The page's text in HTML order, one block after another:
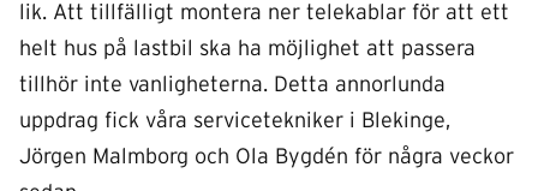
lik. Att tillfälligt montera ner telekablar för att ett
helt hus på lastbil ska ha möjlighet att passera
tillhör inte vanligheterna. Detta annorlunda
uppdrag fick våra servicetekniker i Blekinge,
Jörgen Malmborg och Ola Bygdén för några veckor